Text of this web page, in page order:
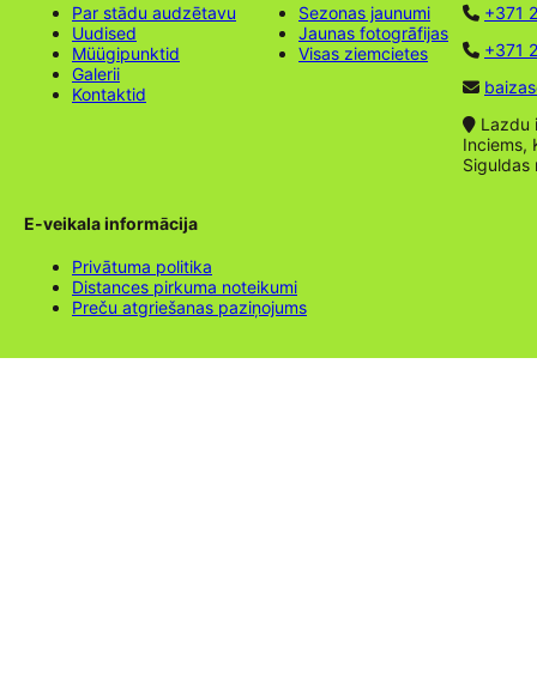
Par stādu audzētavu
Uudised
Müügipunktid
Galerii
Kontaktid
Sezonas jaunumi
Jaunas fotogrāfijas
Visas ziemcietes
+371
+371
Lazdu
Inciems,
Siguldas
E-veikala informācija
Privātuma politika
Distances pirkuma noteikumi
Preču atgriešanas paziņojums